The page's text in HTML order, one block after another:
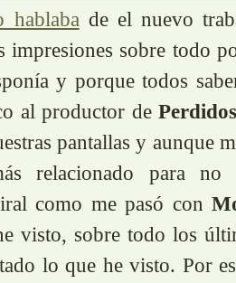
hablaba de el nuevo
impresiones sobre todo
y porque todos
al productor de
pantallas y aunque
relacionado para no
como me pasó con
visto, sobre todo los
lo que he visto. Por